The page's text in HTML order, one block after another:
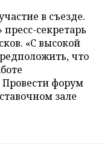
в съезде.
секретарь
«С высокой
что
Провести форум
зале